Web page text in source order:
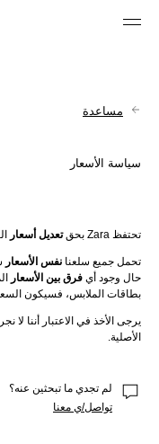
مساعدة
سياسة الأسعار
تحتفظ Zara بحق تعديل أسعار
تحمل جميع سلعنا نفس الأسعار
حال وجود أي فرق بين الأسعار
بطاقات الملابس، فسيكون
يرجى الأخذ في الاعتبار أننا لا
الأصلية.
لم تجدي ما تبحثين عنه؟
تواصل/ي معنا